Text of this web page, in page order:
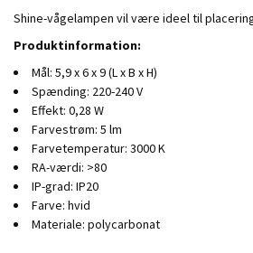
Shine-vågelampen vil være ideel til
Produktinformation:
Mål: 5,9 x 6 x 9 (L x B x H)
Spænding: 220-240 V
Effekt: 0,28 W
Farvestrøm: 5 lm
Farvetemperatur: 3000 K
RA-værdi: >80
IP-grad: IP20
Farve: hvid
Materiale: polycarbonat